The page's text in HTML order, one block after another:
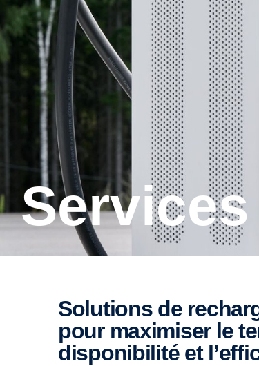
Solutions de recharge intelligentes
pour maximiser le
disponibilité et